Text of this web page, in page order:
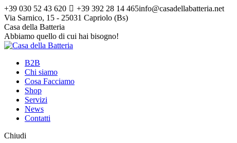
Vai
ai
contenuti
+39 030 52 43 620 +39 392 28 14 465info@casadellabatteria.net
Via Sarnico, 15 - 25031 Capriolo (Bs)
Facebook
page
opens
new
window
Instagram
page
opens
new
window
X
page
opens
new
window
Casa della Batteria
Abbiamo quello di cui hai bisogno!
B2B
Chi siamo
Cosa Facciamo
Shop
Servizi
News
Contatti
Chiudi